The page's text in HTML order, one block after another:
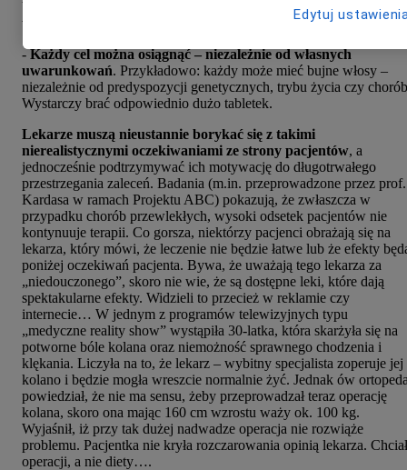
bierze pigułki, żeby „mieć energię”, potem „na stres i nerwy”, zaś
wieczorem na sen.
-Każdy cel można osiągnąć – niezależnie od własnych
uwarunkowań. Przykładowo: każdy może mieć bujne włosy –
niezależnie od predyspozycji genetycznych, trybu życia czy
Wystarczy brać odpowiednio dużo tabletek.
Lekarze muszą nieustannie borykać się z takimi
nierealistycznymi oczekiwaniami ze strony pacjentów, a
jednocześnie podtrzymywać ich motywację do długotrwałego
przestrzegania zaleceń. Badania (m.in. przeprowadzone przez prof.
Kardasa w ramach Projektu ABC) pokazują, że zwłaszcza w
przypadku chorób przewlekłych, wysoki odsetek pacjentów nie
kontynuuje terapii. Co gorsza, niektórzy pacjenci obrażają się na
lekarza, który mówi, że leczenie nie będzie łatwe lub że efekty
poniżej oczekiwań pacjenta. Bywa, że uważają tego lekarza za
„niedouczonego”, skoro nie wie, że są dostępne leki, które dają
spektakularne efekty. Widzieli to przecież w reklamie czy
internecie… W jednym z programów telewizyjnych typu
„medyczne reality show” wystąpiła 30-latka, która skarżyła się na
potworne bóle kolana oraz niemożność sprawnego chodzenia i
klękania. Liczyła na to, że lekarz – wybitny specjalista zoperuje jej
kolano i będzie mogła wreszcie normalnie żyć. Jednak ów
powiedział, że nie ma sensu, żeby przeprowadzał teraz operację
kolana, skoro ona mając 160 cm wzrostu waży ok. 100 kg.
Wyjaśnił, iż przy tak dużej nadwadze operacja nie rozwiąże
problemu. Pacjentka nie kryła rozczarowania opinią lekarza.
operacji, a nie diety….
Edytuj